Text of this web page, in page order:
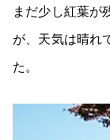
まだ少し紅葉が
が、天気は晴れ
た。